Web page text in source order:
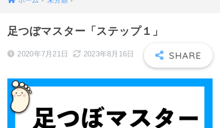
足つぼマスター「ステップ１」
2020年7月21日 2023年8月16日